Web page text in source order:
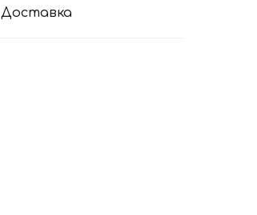
Доставка